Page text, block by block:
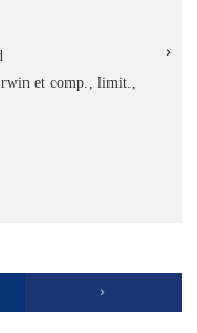
et comp., limit.,